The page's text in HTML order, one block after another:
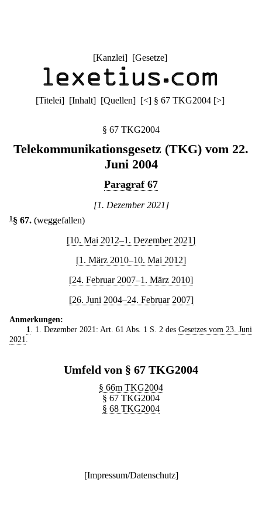
[Kanzlei] [Gesetze]
[Titelei] [Inhalt] [Quellen] [<] § 67 TKG2004 [>]
§ 67 TKG2004
Telekommunikationsgesetz (TKG) vom 22.
Juni 2004
Paragraf 67
[1. Dezember 2021]
1 § 67. (weggefallen)
[10. Mai 2012–1. Dezember 2021]
[1. März 2010–10. Mai 2012]
[24. Februar 2007–1. März 2010]
[26. Juni 2004–24. Februar 2007]
Anmerkungen:
1
. 1. Dezember 2021: Art. 61 Abs. 1 S. 2 des Gesetzes vom 23. Juni
2021
Umfeld von § 67 TKG2004
§ 66m TKG2004
§ 67 TKG2004
§ 68 TKG2004
[Impressum/Datenschutz]